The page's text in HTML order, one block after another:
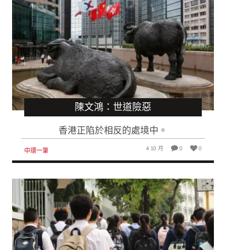
陳文鴻：世道險惡
香港正陷於相反的處境中。
中環一筆 4 10 月 0 0